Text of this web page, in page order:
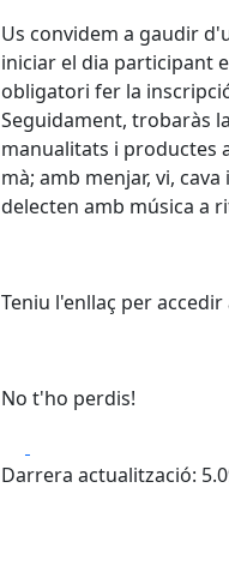
Us convidem a gaudir
iniciar el dia participant
obligatori fer la
Seguidament, trobaràs
manualitats i productes
mà; amb menjar, vi,
delecten amb música a
Teniu l'enllaç per
No t'ho perdis!
Darrera actualització: